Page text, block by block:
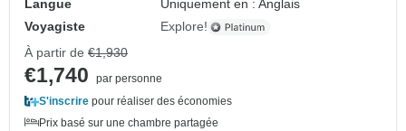
Langue
Uniquement en : Anglais
Voyagiste
Explore!
À partir de €1,930
€1,740
par personne
S'inscrire pour réaliser des économies
Prix basé sur une chambre partagée